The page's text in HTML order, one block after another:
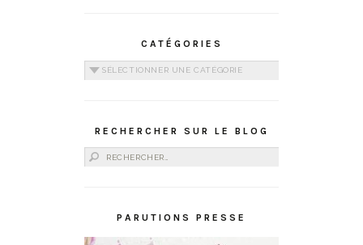
CATÉGORIES
Catégories
RECHERCHER SUR LE BLOG
Rechercher :
PARUTIONS PRESSE